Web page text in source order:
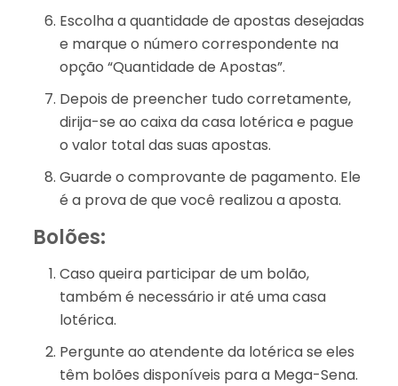
Escolha a quantidade de apostas desejadas
e marque o número correspondente na
opção “Quantidade de Apostas”.
Depois de preencher tudo corretamente,
dirija-se ao caixa da casa lotérica e pague
o valor total das suas apostas.
Guarde o comprovante de pagamento. Ele
é a prova de que você realizou a aposta.
Bolões:
Caso queira participar de um bolão,
também é necessário ir até uma casa
lotérica.
Pergunte ao atendente da lotérica se eles
têm bolões disponíveis para a Mega-Sena.